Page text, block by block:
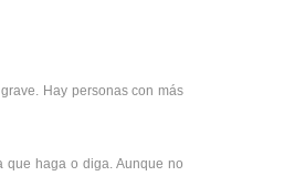
Hay personas con más
que haga o diga. Aunque no